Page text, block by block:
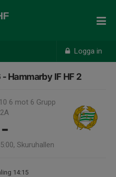
Logga in
Hammarby IF HF 2
6 mot 6 Grupp
2A
-
Skuruhallen
14:15